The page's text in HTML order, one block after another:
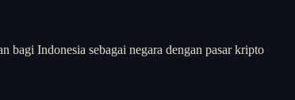
bagi Indonesia sebagai negara dengan pasar kripto